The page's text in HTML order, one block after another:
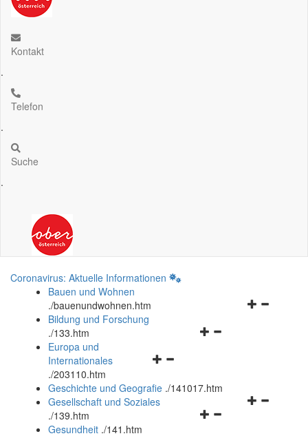
Kontakt
.
Telefon
.
Suche
.
Coronavirus: Aktuelle Informationen
Bauen und Wohnen
./bauenundwohnen.htm
Navigationsmenü
Bildung und Forschung
./133.htm
Navigationsmenü
und
schließen
Europa und
Internationales
./203110.htm
Geschichte und Geografie ./141017.htm
Navigationsmenü
Gesellschaft und Soziales
./139.htm
Gesundheit ./141.htm